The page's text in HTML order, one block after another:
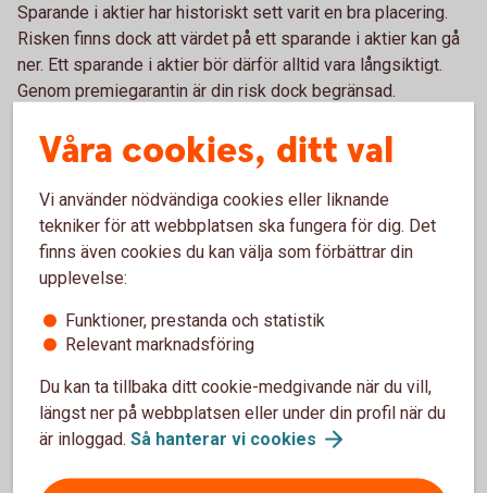
Sparande i aktier har historiskt sett varit en bra placering.
Risken finns dock att värdet på ett sparande i aktier kan gå
ner. Ett sparande i aktier bör därför alltid vara långsiktigt.
Genom premiegarantin är din risk dock begränsad.
Garantin
Garantin innebär att värdet på sparandet den dag du går i
pension aldrig kommer att vara mindre än summan av de
premier som har betalats in i försäkringen. Det gäller
oavsett utvecklingen på börsen. Det garanterade beloppet
kallas Garantivärde. Garantin gäller även om kunden skulle
avlida innan ålderspensionen börjat utbetalas, under
Överskott
All avkastning som uppstår vid förvaltningen av spararnas
Våra cookies, ditt val
Vi använder nödvändiga cookies eller liknande
tekniker för att webbplatsen ska fungera för dig. Det
finns även cookies du kan välja som förbättrar din
upplevelse:
Funktioner, prestanda och statistik
Relevant marknadsföring
Du kan ta tillbaka ditt cookie-medgivande när du vill,
längst ner på webbplatsen eller under din profil när du
är inloggad. Så hanterar vi cookies